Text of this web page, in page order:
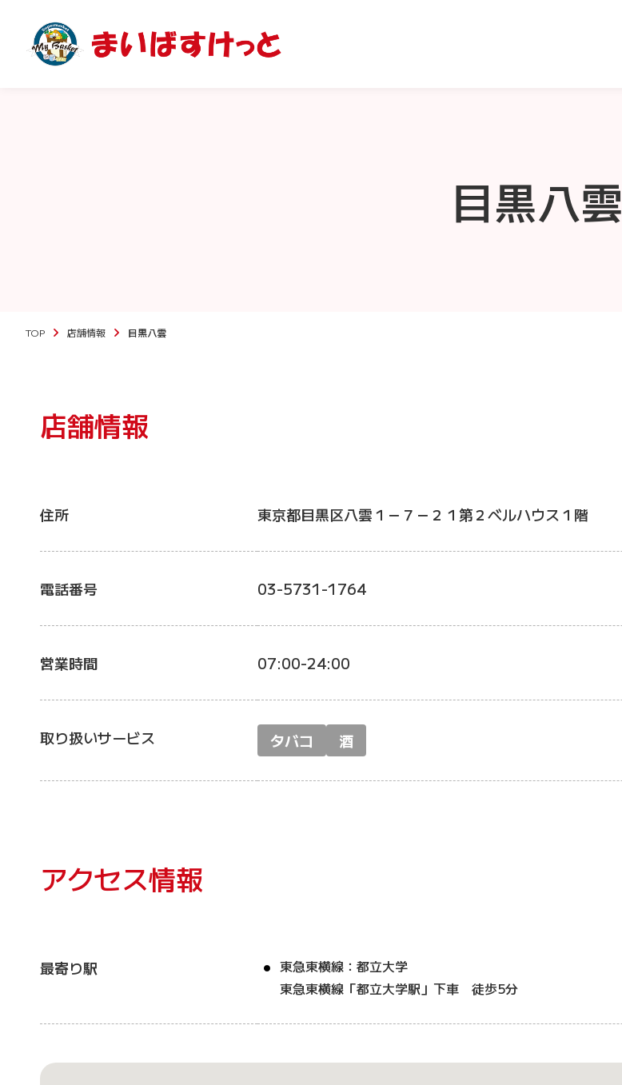
目黒八雲
TOP 店舗情報 目黒八雲
店舗情報
住所 東京都目黒区八雲１－７－２１第２ベルハウス１階
電話番号 03-5731-1764
営業時間 07:00-24:00
取り扱いサービス タバコ 酒
アクセス情報
最寄り駅
東急東横線：都立大学
東急東横線「都立大学駅」下車 徒歩5分